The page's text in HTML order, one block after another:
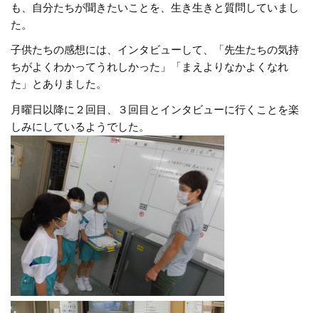
も、自分たちが聞きたいことを、生き生きと質問していまし
た。
子供たちの感想には、インタビューして、「先生たちの気持
ちがよくわかってうれしかった」「まえよりなかよくなれ
た」とありました。
月曜日以降に２回目、３回目とインタビューに行くことを楽
しみにしているようでした。